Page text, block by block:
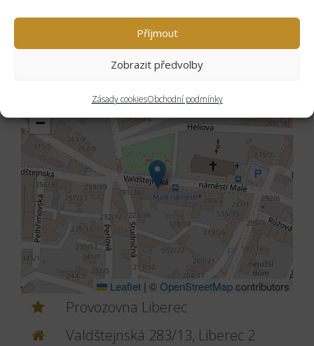
Příjmout
Zobrazit předvolby
Zásady cookiesObchodní podmínky
−
Leaflet | ©OpenStreetMapcontributors
Provozovna Liberec
Valdštejnská 283/13, Liberec 2